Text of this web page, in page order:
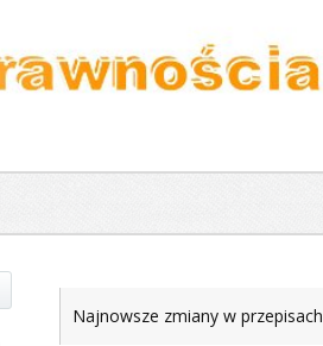
Najnowsze zmiany w przepisach